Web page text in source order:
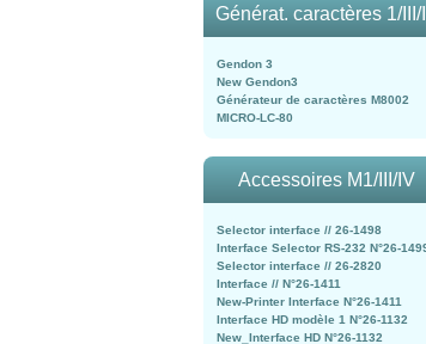
Générat. caractères 1/III/
Gendon 3
New Gendon3
Générateur de caractères M8002
MICRO-LC-80
Accessoires M1/III/IV
Selector interface // 26-1498
Interface Selector RS-232 N°26-
Selector interface // 26-2820
Interface // N°26-1411
New-Printer Interface N°26-1411
Interface HD modèle 1 N°26-1132
New_Interface HD N°26-1132